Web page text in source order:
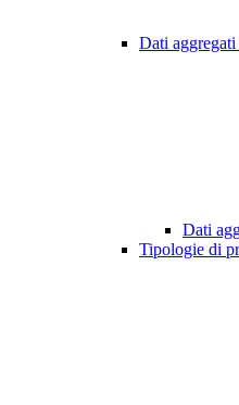
Dati
Dati
Tipologie di